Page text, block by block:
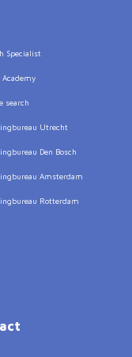
Specialist
Academy
search
Utrecht
Den Bosch
Amsterdam
Rotterdam